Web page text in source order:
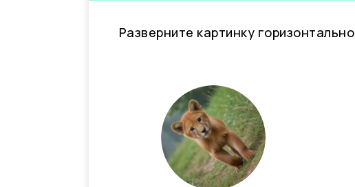
Разверните картинку горизонтально